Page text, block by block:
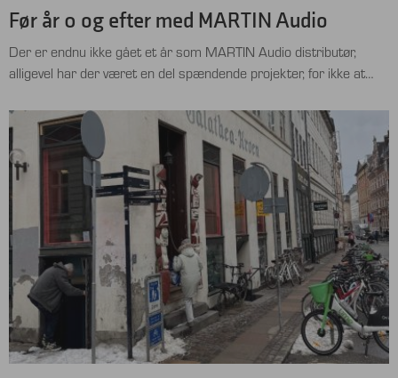
Før år 0 og efter med MARTIN Audio
Der er endnu ikke gået et år som MARTIN Audio distributør,
alligevel har der været en del spændende projekter, for ikke at
Udover en masse leverancer til møderum, mindre barer og
cafeer, er det også interessant hvad der er af installation før og
efter år 0. Før …